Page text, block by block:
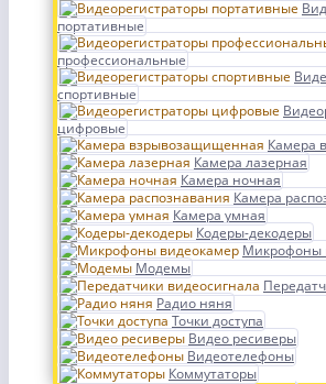
портативные
профессиональные
спортивные
цифровые
Камера
Камера лазерная
Камера ночная
Камера
Камера умная
Кодеры-декодеры
Микрофоны
Модемы
Радио няня
Точки доступа
Видео ресиверы
Видеотелефоны
Коммутаторы